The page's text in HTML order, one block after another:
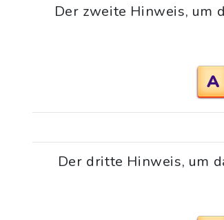
Der zweite Hinweis, um
A
Der dritte Hinweis, um